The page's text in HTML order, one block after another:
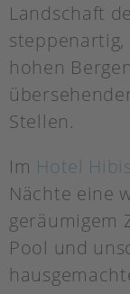
Landschaft
hohen
Stellen.
Im Hotel
Nächte eine
geräumigem
Pool und